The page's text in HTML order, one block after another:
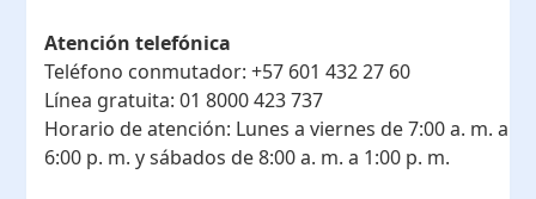
Atención telefónica
Teléfono conmutador: +57 601 432 27 60
Línea gratuita: 01 8000 423 737
Horario de atención: Lunes a viernes de 7:00 a. m. a
6:00 p. m. y sábados de 8:00 a. m. a 1:00 p. m.